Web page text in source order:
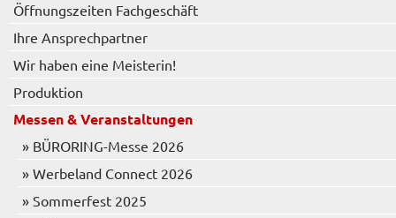
Öffnungszeiten Fachgeschäft
Ihre Ansprechpartner
Wir haben eine Meisterin!
Produktion
Messen & Veranstaltungen
» BÜRORING-Messe 2026
» Werbeland Connect 2026
» Sommerfest 2025